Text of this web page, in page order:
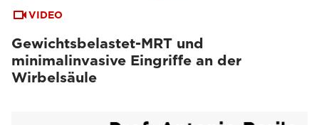
VIDEO
Gewichtsbelastet-MRT und
minimalinvasive Eingriffe an der
Wirbelsäule